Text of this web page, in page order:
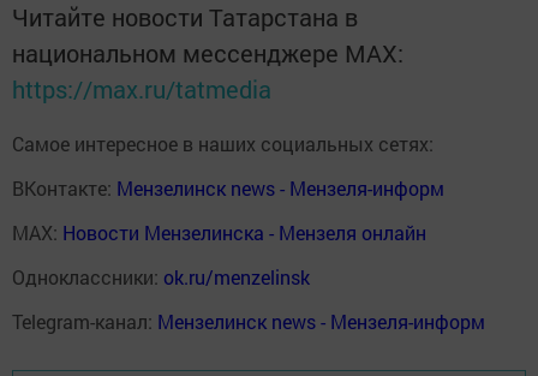
Читайте новости Татарстана в
национальном мессенджере MАХ:
https://max.ru/tatmedia
Самое интересное в наших социальных сетях:
ВКонтакте: Мензелинск news - Мензеля-информ
MAX: Новости Мензелинска - Мензеля онлайн
Одноклассники: ok.ru/menzelinsk
Telegram-канал: Мензелинск news - Мензеля-информ